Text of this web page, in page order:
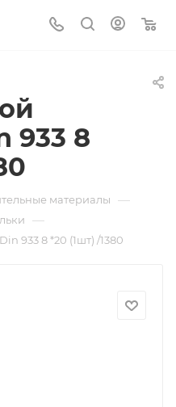
933 8
материалы —
—
933 8 *20 (1шт) /1380